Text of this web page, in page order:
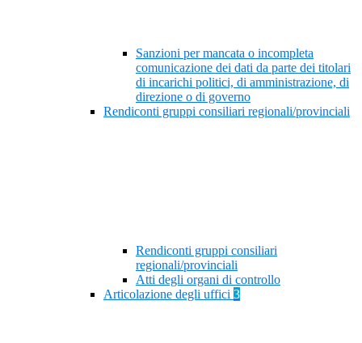
Sanzioni per mancata o incompleta
comunicazione dei dati da parte dei titolari
di incarichi politici, di amministrazione, di
direzione o di governo
Rendiconti gruppi consiliari regionali/provinciali
Rendiconti gruppi consiliari
regionali/provinciali
Atti degli organi di controllo
Articolazione degli uffici 3